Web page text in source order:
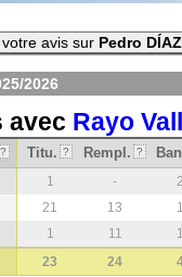
avis sur Pedro DÍAZ
2026
avec Rayo
? Titu. ? Rempl. ?
1 -
21 13
1 11
23 24